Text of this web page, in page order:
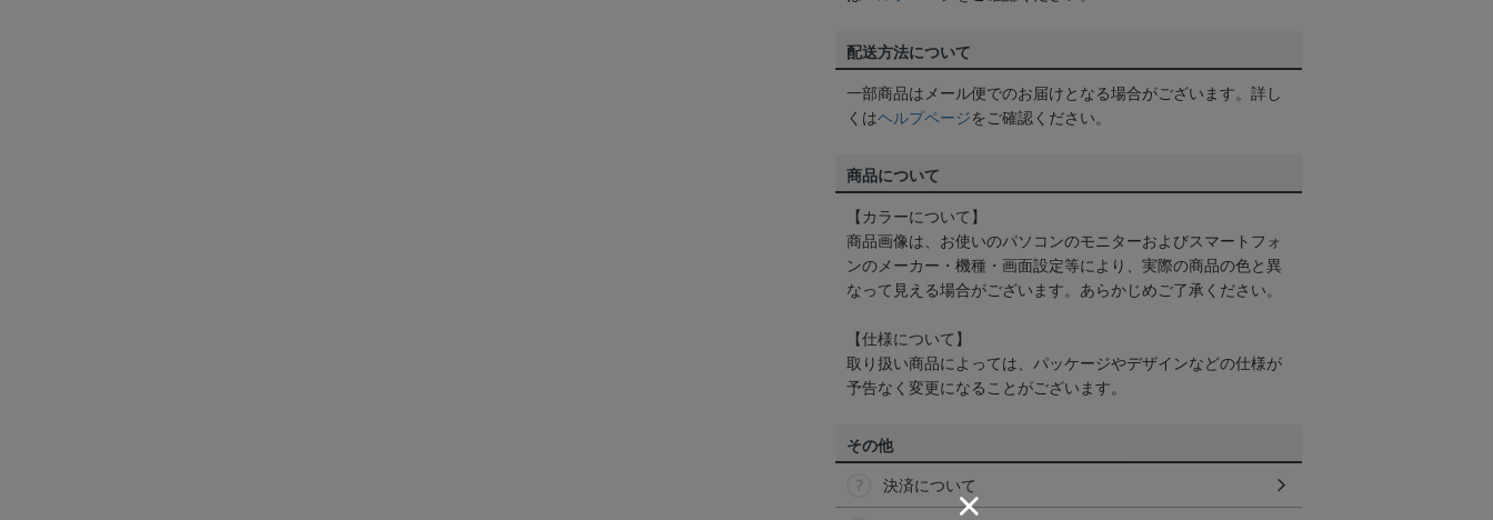
配送方法について
一部商品はメール便でのお届けとなる場合がございます。詳し
くはヘルプページをご確認ください。
商品について
【カラーについて】
商品画像は、お使いのパソコンのモニターおよびスマートフォ
ンのメーカー・機種・画面設定等により、実際の商品の色と異
なって見える場合がございます。あらかじめご了承ください。
【仕様について】
取り扱い商品によっては、パッケージやデザインなどの仕様が
予告なく変更になることがございます。
その他
決済について